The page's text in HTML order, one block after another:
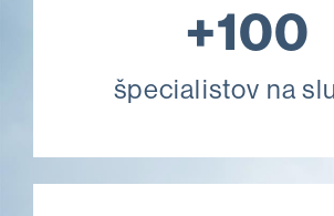
+100
špecialistov na